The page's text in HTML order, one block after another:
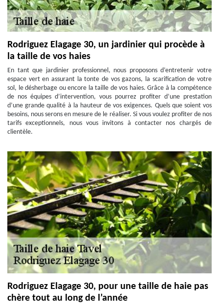
Rodriguez Elagage 30, un jardinier qui procède à
la taille de vos haies
En tant que jardinier professionnel, nous proposons d’entretenir votre
espace vert en assurant la tonte de vos gazons, la scarification de votre
sol, le désherbage ou encore la taille de vos haies. Grâce à la compétence
de nos équipes d’intervention, vous pourrez profiter d’une prestation
d’une grande qualité à la hauteur de vos exigences. Quels que soient vos
besoins, nous serons en mesure de le réaliser. Si vous voulez profiter de nos
tarifs exceptionnels, nous vous invitons à contacter nos chargés de
clientèle.
Rodriguez Elagage 30, pour une taille de haie pas
chère tout au long de l’année